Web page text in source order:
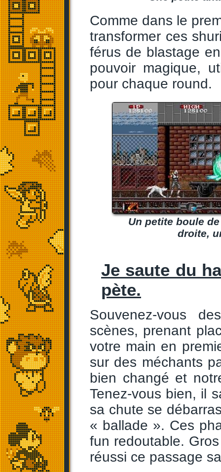
Comme dans le
transformer ces
férus de blastage
pouvoir magique,
pour chaque round.
Un petite boule
droite,
Je saute du
pète.
Souvenez-vous
scènes, prenant
votre main en
sur des méchants
bien changé et
Tenez-vous bien, il
sa chute se
« ballade ». Ces
fun redoutable.
réussi ce passage